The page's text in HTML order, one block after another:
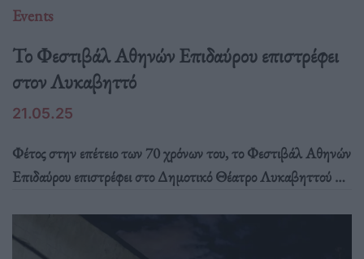
Events
Το Φεστιβάλ Αθηνών Επιδαύρου επιστρέφει
στον Λυκαβηττό
21.05.25
Φέτος στην επέτειο των 70 χρόνων του, το Φεστιβάλ Αθηνών
Επιδαύρου επιστρέφει στο Δημοτικό Θέατρο Λυκαβηττού με
Τεχνόπολη, η οποία έχει τη διαχείριση του Θεάτρου.